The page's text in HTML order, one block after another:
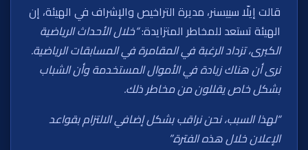
قالت إيلّا سييسنر، مديرة التراخيص والإشراف في الهيئة، إن
الهيئة تستعد للمخاطر المتزايدة:“خلال الأحداث الرياضية
الكبرى، تزداد الرغبة في المقامرة في المسابقات الرياضية.
نرى أن هناك زيادة في الأموال المستخدمة وأن الشباب
بشكل خاص يقللون من مخاطر ذلك.
“لهذا السبب، نحن نراقب بشكل إضافي الالتزام بقواعد
الإعلان خلال هذه الفترة.”